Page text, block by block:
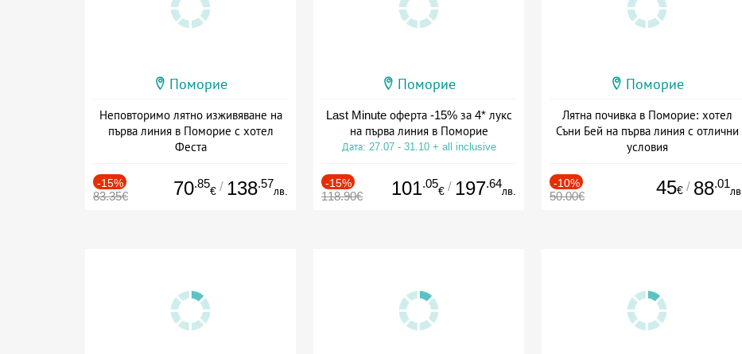
Поморие
Неповторимо лятно изживяване на
първа линия в Поморие с хотел
Феста
-15%
83.35€ 70.85
€ / 138.57
лв.
Поморие
Last Minute оферта -15% за 4* лукс
на първа линия в Поморие
Дата: 27.07 - 31.10 + all inclusive
-15%
118.90€ 101.05
€ / 197.64
лв.
Поморие
Лятна почивка в Поморие: хотел
Съни Бей на първа линия с отлични
условия
-10%
50.00€ 45€ / 88.01
лв.